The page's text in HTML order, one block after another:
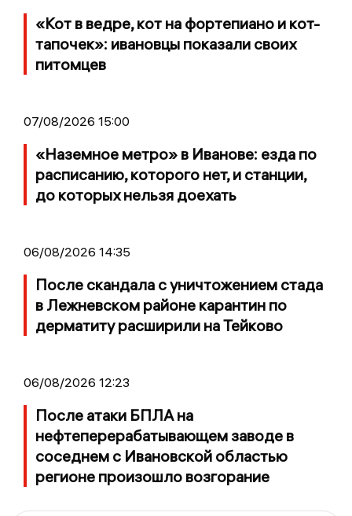
«Кот в ведре, кот на фортепиано и кот-
тапочек»: ивановцы показали своих
питомцев
07/08/2026 15:00
«Наземное метро» в Иванове: езда по
расписанию, которого нет, и станции,
до которых нельзя доехать
06/08/2026 14:35
После скандала с уничтожением стада
в Лежневском районе карантин по
дерматиту расширили на Тейково
06/08/2026 12:23
После атаки БПЛА на
нефтеперерабатывающем заводе в
соседнем с Ивановской областью
регионе произошло возгорание